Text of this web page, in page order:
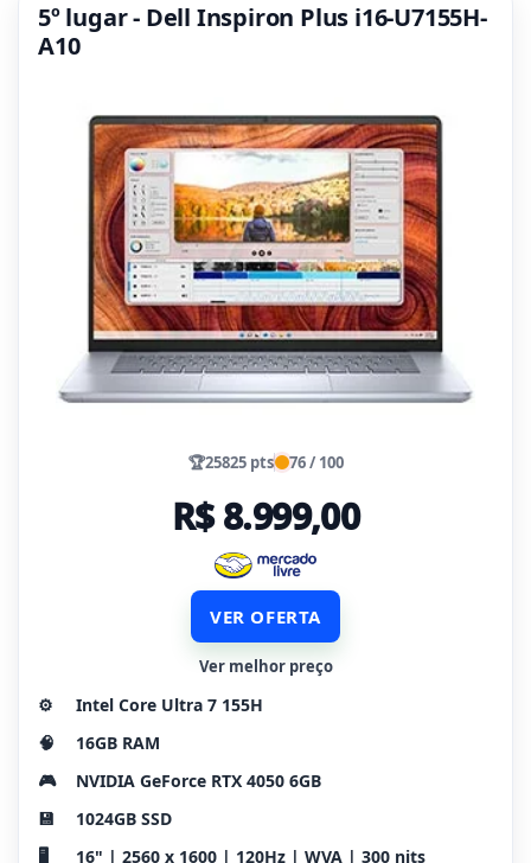
5º lugar - Dell Inspiron Plus i16-U7155H-
A10
🏆25825 pts 76 / 100
R$ 8.999,00
VER OFERTA
Ver melhor preço
⚙️
Intel Core Ultra 7 155H
🧠
16GB RAM
🎮
NVIDIA GeForce RTX 4050 6GB
💾
1024GB SSD
🖥️
16" | 2560 x 1600 | 120Hz | WVA | 300 nits